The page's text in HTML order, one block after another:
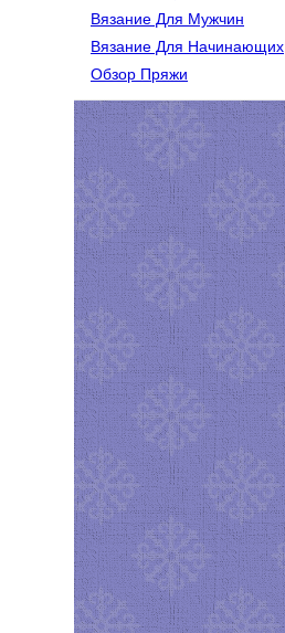
Вязание Для Мужчин
Вязание Для Начинающих
Обзор Пряжи